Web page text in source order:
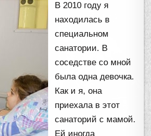
В 2010 году я
находилась в
специальном
санатории. В
соседстве со мной
была одна девочка.
Как и я, она
приехала в этот
санаторий с мамой.
Ей иногда